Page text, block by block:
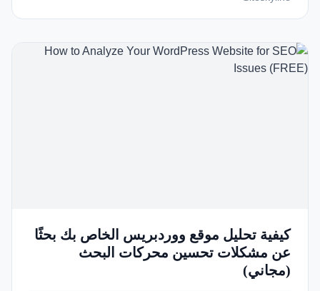
كيفية تحليل موقع ووردبريس الخاص بك بحثًا
عن مشكلات تحسين محركات البحث
(مجاني)